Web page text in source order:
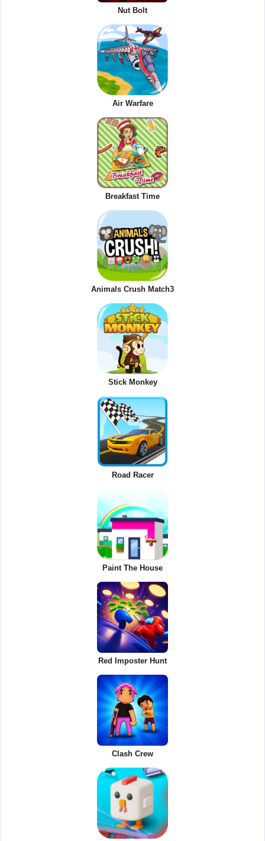
Nut Bolt
Air Warfare
Breakfast Time
Animals Crush Match3
Stick Monkey
Road Racer
Paint The House
Red Imposter Hunt
Clash Crew